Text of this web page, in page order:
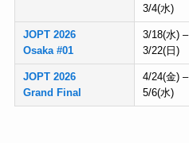
3/4(水)
JOPT 2026
Osaka #01
3/18(水) –
3/22(日)
JOPT 2026
Grand Final
4/24(金) –
5/6(水)